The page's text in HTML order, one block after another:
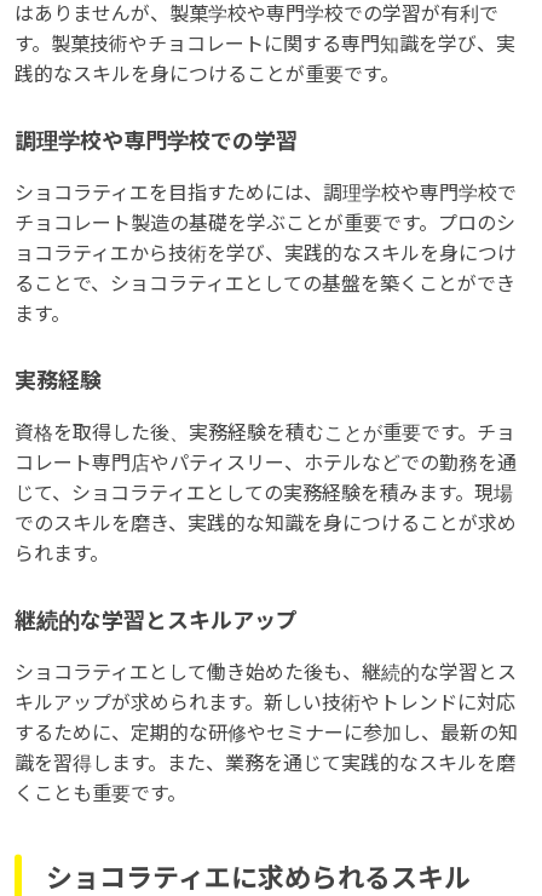
はありませんが、製菓学校や専門学校での学習が有利で
す。製菓技術やチョコレートに関する専門知識を学び、実
践的なスキルを身につけることが重要です。
調理学校や専門学校での学習
ショコラティエを目指すためには、調理学校や専門学校で
チョコレート製造の基礎を学ぶことが重要です。プロのシ
ョコラティエから技術を学び、実践的なスキルを身につけ
ることで、ショコラティエとしての基盤を築くことができ
ます。
実務経験
資格を取得した後、実務経験を積むことが重要です。チョ
コレート専門店やパティスリー、ホテルなどでの勤務を通
じて、ショコラティエとしての実務経験を積みます。現場
でのスキルを磨き、実践的な知識を身につけることが求め
られます。
継続的な学習とスキルアップ
ショコラティエとして働き始めた後も、継続的な学習とス
キルアップが求められます。新しい技術やトレンドに対応
するために、定期的な研修やセミナーに参加し、最新の知
識を習得します。また、業務を通じて実践的なスキルを磨
くことも重要です。
ショコラティエに求められるスキル